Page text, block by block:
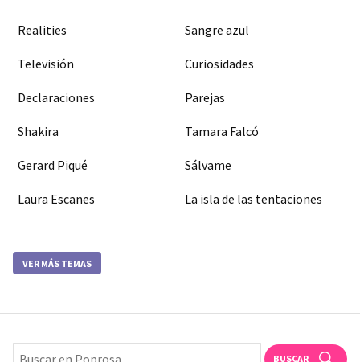
Realities Sangre azul
Televisión Curiosidades
Declaraciones Parejas
Shakira Tamara Falcó
Gerard Piqué Sálvame
Laura Escanes La isla de las tentaciones
VER MÁS TEMAS
BUSCAR